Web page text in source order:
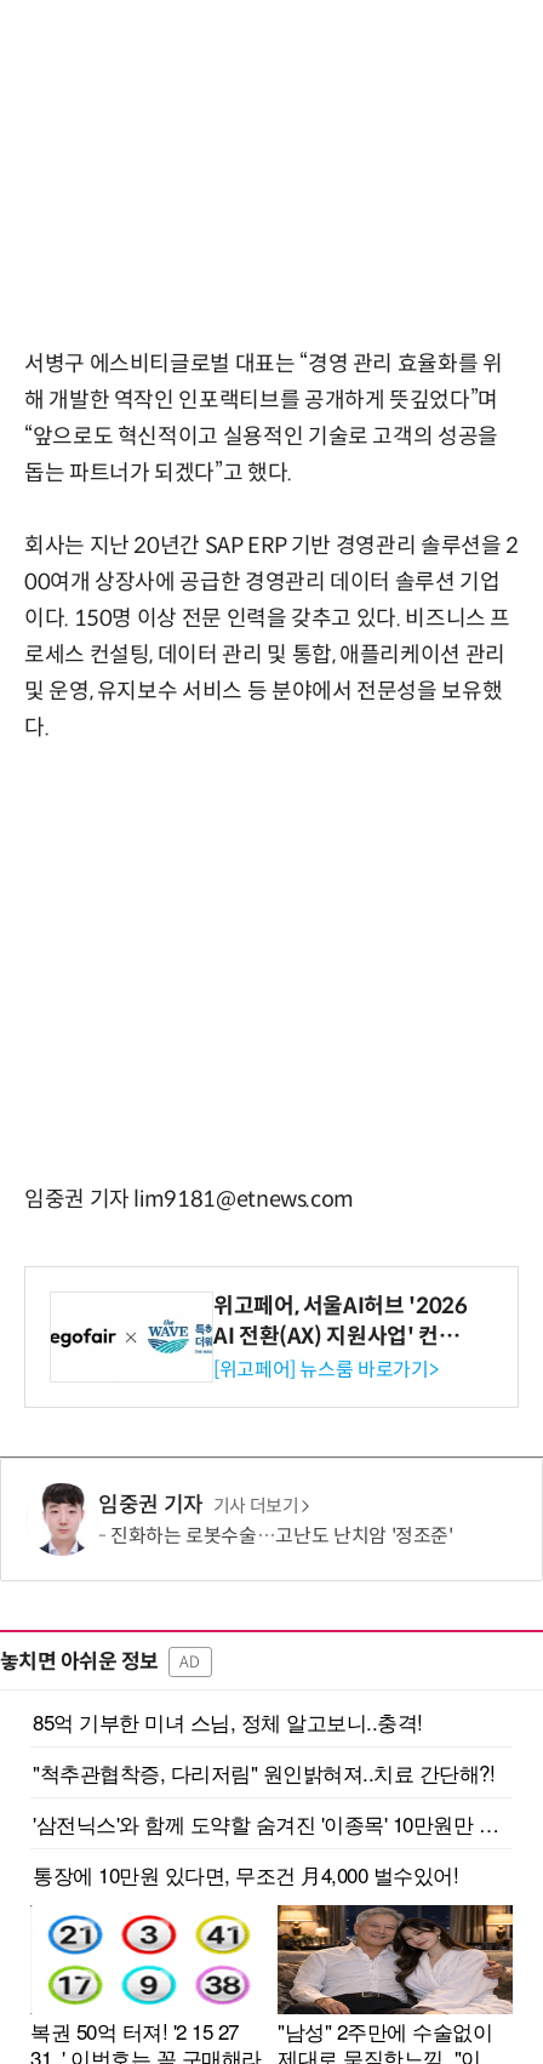
서병구 에스비티글로벌 대표는 “경영 관리 효율화를 위
해 개발한 역작인 인포랙티브를 공개하게 뜻깊었다”며
“앞으로도 혁신적이고 실용적인 기술로 고객의 성공을
돕는 파트너가 되겠다”고 했다.
회사는 지난 20년간 SAP ERP 기반 경영관리 솔루션을 2
00여개 상장사에 공급한 경영관리 데이터 솔루션 기업
이다. 150명 이상 전문 인력을 갖추고 있다. 비즈니스 프
로세스 컨설팅, 데이터 관리 및 통합, 애플리케이션 관리
및 운영, 유지보수 서비스 등 분야에서 전문성을 보유했
다.
임중권 기자 lim9181@etnews.com
위고페어, 서울AI허브 '2026
AI 전환(AX) 지원사업' 컨소
시엄 선정
[위고페어] 뉴스룸 바로가기>
임중권 기자 기사 더보기
진화하는 로봇수술…고난도 난치암 '정조준'
놓치면 아쉬운 정보 AD